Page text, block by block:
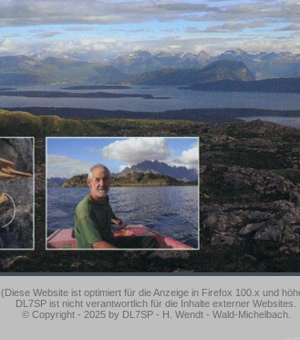
(Diese Website ist optimiert für die Anzeige in Firefox 100.x und
DL7SP ist nicht verantwortlich für die Inhalte externer Websites.
© Copyright - 2025 by DL7SP - H. Wendt - Wald-Michelbach.